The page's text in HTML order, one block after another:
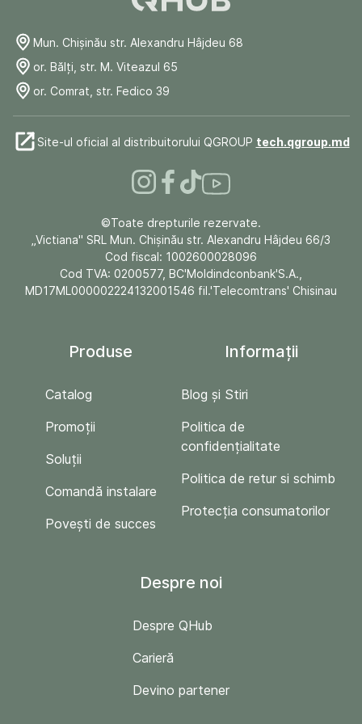
Mun. Chişinău str. Alexandru Hâjdeu 68
or. Bălți, str. M. Viteazul 65
or. Comrat, str. Fedico 39
Site-ul oficial al distribuitorului QGROUP tech.qgroup.md
©Toate drepturile rezervate.
„Victiana" SRL Mun. Chişinău str. Alexandru Hâjdeu 66/3
Cod fiscal: 1002600028096
Cod TVA: 0200577, BC'Moldindconbank'S.A.,
MD17ML000002224132001546 fil.'Telecomtrans' Chisinau
Produse
Catalog
Promoții
Soluții
Comandă instalare
Povești de succes
Informații
Blog și Stiri
Politica de
confidențialitate
Politica de retur si schimb
Protecția consumatorilor
Despre noi
Despre QHub
Carieră
Devino partener